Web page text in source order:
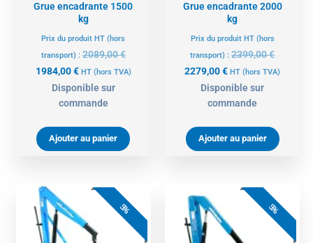
Grue encadrante 1500
kg
Prix du produit HT (hors
transport) : 2089,00€
1984,00€ HT (hors TVA)
Disponible sur
commande
Ajouter au panier
Grue encadrante 2000
kg
Prix du produit HT (hors
transport) :2399,00€
2279,00€ HT (hors TVA)
Disponible sur
commande
Ajouter au panier
5%
prix
initial
était :
actuel
est :
5%
prix
initial
était :
actuel
est :